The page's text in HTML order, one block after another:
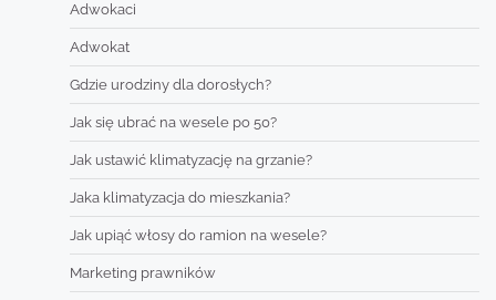
Adwokaci
Adwokat
Gdzie urodziny dla dorosłych?
Jak się ubrać na wesele po 50?
Jak ustawić klimatyzację na grzanie?
Jaka klimatyzacja do mieszkania?
Jak upiąć włosy do ramion na wesele?
Marketing prawników